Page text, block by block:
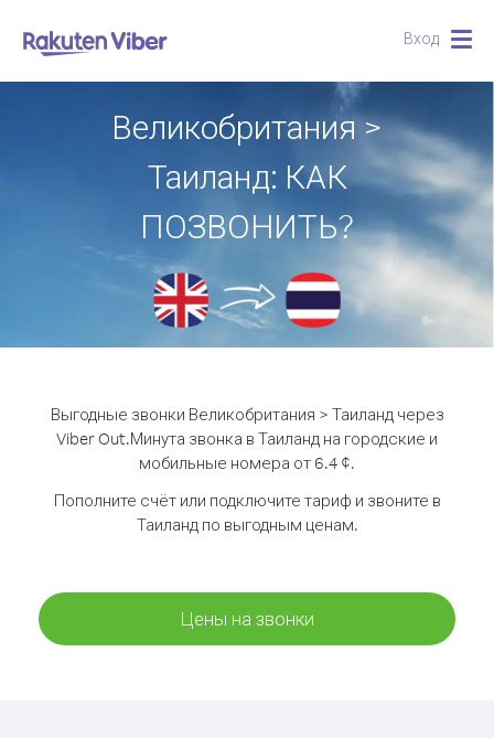
Вход
Великобритания >
Таиланд: КАК
ПОЗВОНИТЬ?
Выгодные звонки Великобритания > Таиланд через
Viber Out.Минута звонка в Таиланд на городские и
мобильные номера от 6.4 ¢.
Пополните счёт или подключите тариф и звоните в
Таиланд по выгодным ценам.
Цены на звонки